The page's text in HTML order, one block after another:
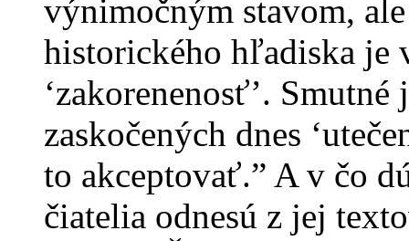
výnimočným stavom,
historického hľadiska je
‘zakorenenosť’.
zaskočených dnes
to akceptovať.” A v čo
čiatelia odnesú z jej